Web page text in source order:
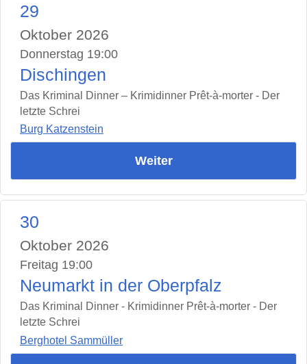
29
Oktober 2026
Donnerstag 19:00
Dischingen
Das Kriminal Dinner – Krimidinner Prêt-à-morter - Der
letzte Schrei
Burg Katzenstein
Weiter
30
Oktober 2026
Freitag 19:00
Neumarkt in der Oberpfalz
Das Kriminal Dinner - Krimidinner Prêt-à-morter - Der
letzte Schrei
Berghotel Sammüller